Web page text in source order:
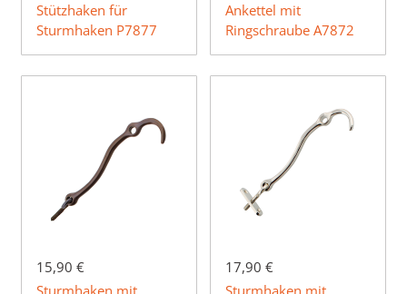
Stützhaken für
Sturmhaken P7877
Ankettel mit
Ringschraube A7872
15,90 €
Sturmhaken mit
17,90 €
Sturmhaken mit